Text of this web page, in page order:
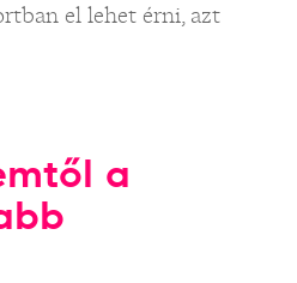
el lehet érni, azt
a